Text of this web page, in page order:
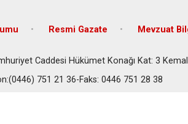
Resmi Gazate Mevzuat
Caddesi Hükümet Konağı Kat: 3
751 21 36-Faks: 0446 751 28 38